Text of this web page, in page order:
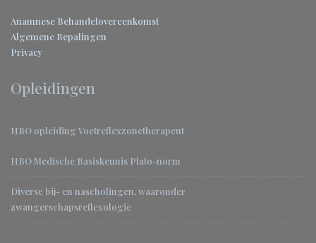
Anamnese Behandelovereenkomst
Algemene Bepalingen
Privacy
Opleidingen
HBO opleiding Voetreflexzonetherapeut
HBO Medische Basiskennis Plato-norm
Diverse bij- en nascholingen, waaronder
zwangerschapsreflexologie